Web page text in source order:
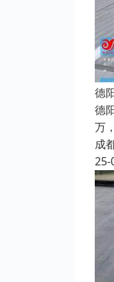
德
德
万
成
25-